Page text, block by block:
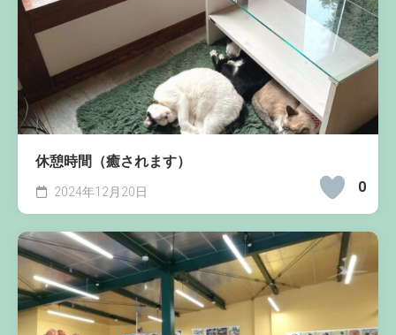
休憩時間（癒されます）
0
2024年12月20日